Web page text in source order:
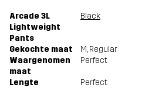
Arcade 3L
Lightweight
Pants
Black
Gekochte maat M, Regular
Waargenomen
maat
Perfect
Lengte Perfect